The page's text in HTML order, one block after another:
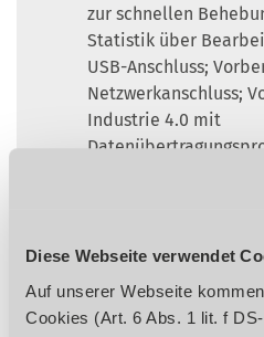
Diese Webseite verwendet
Auf unserer Webseite
Cookies (Art. 6 Abs. 1 lit. f
zur schnellen
Statistik über
USB-Anschluss;
Netzwerkanschluss;
Industrie 4.0 mit
Hervorragende
Arbeitsaggregaten
gewährleistet
Maschine